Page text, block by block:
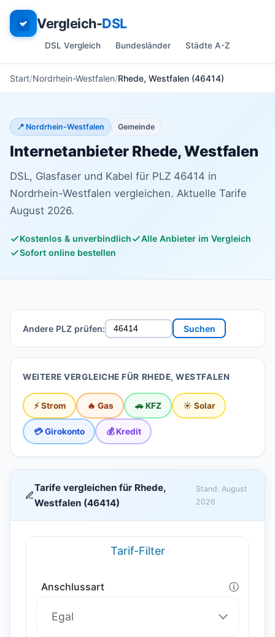
Vergleich-DSL
DSL Vergleich Bundesländer Städte A-Z
Start Nordrhein-Westfalen Rhede, Westfalen (46414)
📍 Nordrhein-Westfalen Gemeinde
Internetanbieter Rhede, Westfalen
DSL, Glasfaser und Kabel für PLZ 46414 in
Nordrhein-Westfalen vergleichen. Aktuelle Tarife
August 2026.
Kostenlos & unverbindlich
Alle Anbieter im Vergleich
Sofort online bestellen
Andere PLZ prüfen: Suchen
WEITERE VERGLEICHE FÜR RHEDE, WESTFALEN
⚡ Strom 🔥 Gas 🚗 KFZ ☀️ Solar
💳 Girokonto 💰 Kredit
Tarife vergleichen für Rhede,
Westfalen (46414)
Stand: August
2026